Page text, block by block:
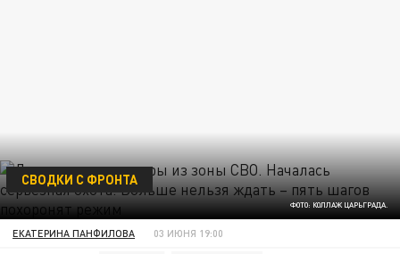
ФОТО: КОЛЛАЖ ЦАРЬГРАДА.
СВОДКИ С ФРОНТА
ЕКАТЕРИНА ПАНФИЛОВА 03 ИЮНЯ 19:00